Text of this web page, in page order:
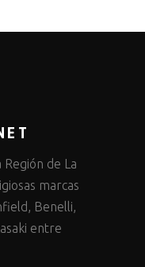
Región de La
marcas
Benelli,
entre